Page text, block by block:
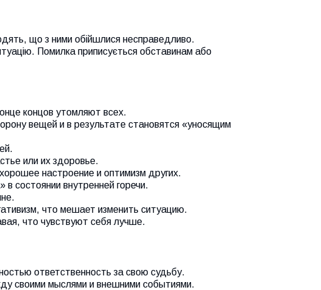
що з ними обійшлися несправедливо.
Помилка приписується обставинам або
концов утомляют всех.
вещей и в результате становятся «уносящим
или их здоровье.
настроение и оптимизм других.
состоянии внутренней горечи.
что мешает изменить ситуацию.
что чувствуют себя лучше.
ответственность за свою судьбу.
своими мыслями и внешними событиями.